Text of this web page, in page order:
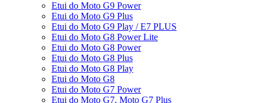
Etui do Moto G9 Power
Etui do Moto G9 Plus
Etui do Moto G9 Play / E7 PLUS
Etui do Moto G8 Power Lite
Etui do Moto G8 Power
Etui do Moto G8 Plus
Etui do Moto G8 Play
Etui do Moto G8
Etui do Moto G7 Power
Etui do Moto G7, Moto G7 Plus